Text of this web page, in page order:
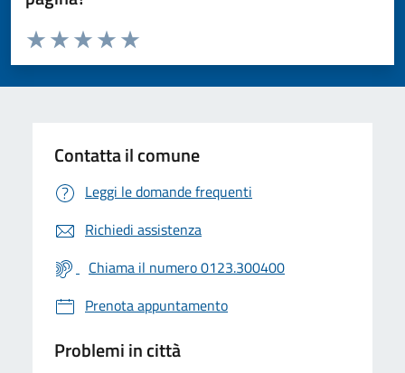
Valuta da 1 a 5 stelle la pagina
Valuta 5 stelle su 5
Valuta 4 stelle su 5
Valuta 3 stelle su 5
Valuta 2 stelle su 5
Valuta 1 stelle su 5
Contatta il comune
Leggi le domande frequenti
Richiedi assistenza
Chiama il numero 0123.300400
Prenota appuntamento
Problemi in città